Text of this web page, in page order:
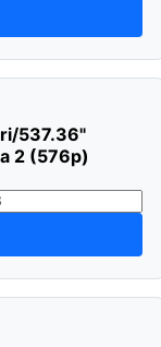
537.36"
2 (576p)